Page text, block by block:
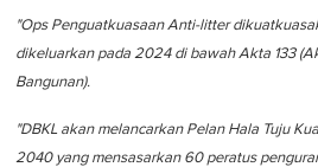
"Ops Penguatkuasaan Anti-litter
dikeluarkan pada 2024 di bawah Akta 133
Bangunan).
"DBKL akan melancarkan Pelan Hala Tuju
2040 yang mensasarkan 60 peratus